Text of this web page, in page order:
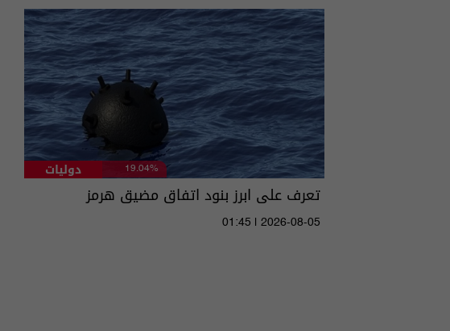
دوليات 19.04%
تعرف على ابرز بنود اتفاق مضيق هرمز
01:45 | 2026-08-05